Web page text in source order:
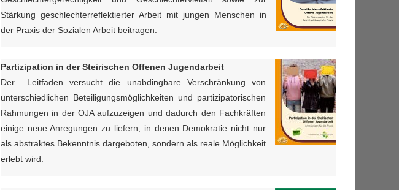
Stärkung geschlechterreflektierter Arbeit mit jungen Menschen in
der Praxis der Sozialen Arbeit beitragen.
Partizipation in der Steirischen Offenen Jugendarbeit
Der Leitfaden versucht die unabdingbare Verschränkung von
unterschiedlichen Beteiligungsmöglichkeiten und partizipatorischen
Rahmungen in der OJA aufzuzeigen und dadurch den Fachkräften
einige neue Anregungen zu liefern, in denen Demokratie nicht nur
als abstraktes Bekenntnis dargeboten, sondern als reale Möglichkeit
erlebt wird.